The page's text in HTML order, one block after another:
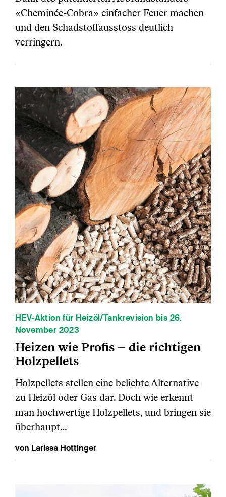
«Cheminée-Cobra» einfacher Feuer machen
und den Schadstoffausstoss deutlich
verringern.
HEV-Aktion für Heizöl/Tankrevision bis 26.
November 2023
Heizen wie Profis – die richtigen
Holzpellets
Holzpellets stellen eine beliebte Alternative
zu Heizöl oder Gas dar. Doch wie erkennt
man hochwertige Holzpellets, und bringen sie
überhaupt…
von Larissa Hottinger